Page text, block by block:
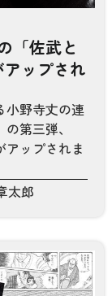
「佐武と
ップされ
小野寺丈の連
第三弾、
アップされま
太郎